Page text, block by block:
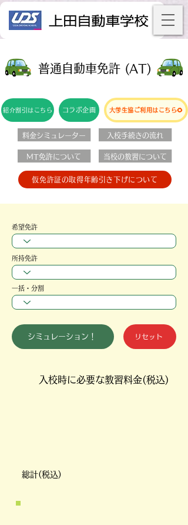
​普通自動車免許 (AT)
紹介割引はこちら コラボ企画 大学生協ご利用はこちら🌻
料金シミュレーター
MT免許について
入校手続きの流れ
当校の教習について
仮免許証の取得年齢引き下げについて
希望免許
所持免許
一括・分割
シミュレーション！ リセット
入校時に必要な教習料金(税込)
​総計(税込)